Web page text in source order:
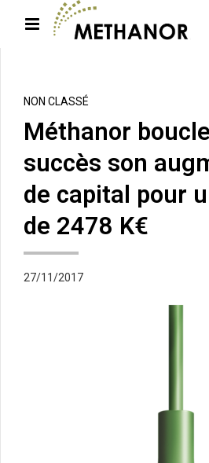
NON CLASSÉ
Méthanor
succès son
de capital pour
de 2478 K€
27/11/2017